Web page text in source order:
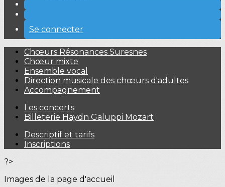
Se connecter
Chœurs Résonances Suresnes
Chœur mixte
Ensemble vocal
Direction musicale des chœurs d'adultes
Accompagnement
Les concerts
Billeterie Haydn Galuppi Mozart
Descriptif et tarifs
Inscriptions
?>
Images de la page d'accueil